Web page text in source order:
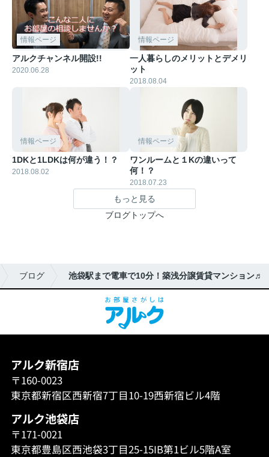
情報ページ
アルクチャンネル開設!!
2020.06.28
情報ページ
一人暮らしのメリットとデメリ
ット
2018.08.04
情報ページ
1DKと1LDKは何が違う！？
2018.08.02
情報ページ
ワンルームと１Kの違いって
何！？
2018.07.23
もっと見る
ブログトップへ
ブログ 池袋駅まで電車で10分！築浅分譲賃貸マンション♬
アルク新宿店
〒160-0023
東京都新宿区西新宿7丁目10-19西新宿ビル4階
アルク池袋店
〒171-0021
東京都豊島区西池袋3丁目25-15IB第1ビル5階A室